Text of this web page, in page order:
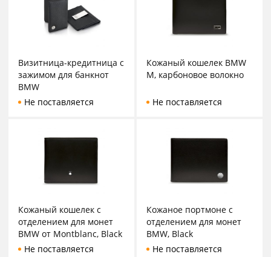
Визитница-кредитница с
зажимом для банкнот
BMW
Не поставляется
Кожаный кошелек BMW
M, карбоновое волокно
Не поставляется
Кожаный кошелек с
отделением для монет
BMW от Montblanc, Black
Не поставляется
Кожаное портмоне с
отделением для монет
BMW, Black
Не поставляется